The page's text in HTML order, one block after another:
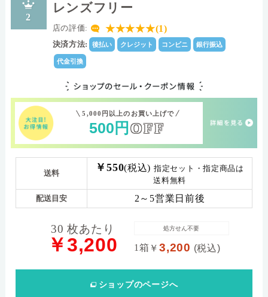
2
レンズフリー
店の評価: ★★★★★(1)
決済方法: 後払い クレジット コンビニ 銀行振込
代金引換
5,000円以上のお買い上げで
500 円 OFF
送料 ￥550(税込) 指定セット・指定商品は
送料無料
配送目安 2～5営業日前後
30 枚あたり
￥3,200 1箱 ￥3,200 (税込)
処方せん不要
ショップのページへ